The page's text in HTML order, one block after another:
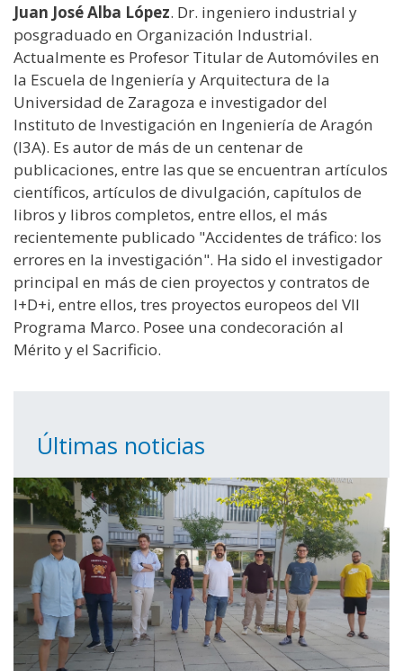
Juan José Alba López. Dr. ingeniero industrial y
posgraduado en Organización Industrial.
Actualmente es Profesor Titular de Automóviles en
la Escuela de Ingeniería y Arquitectura de la
Universidad de Zaragoza e investigador del
Instituto de Investigación en Ingeniería de Aragón
(I3A). Es autor de más de un centenar de
publicaciones, entre las que se encuentran artículos
científicos, artículos de divulgación, capítulos de
libros y libros completos, entre ellos, el más
recientemente publicado "Accidentes de tráfico: los
errores en la investigación". Ha sido el investigador
principal en más de cien proyectos y contratos de
I+D+i, entre ellos, tres proyectos europeos del VII
Programa Marco. Posee una condecoración al
Mérito y el Sacrificio.
Últimas noticias